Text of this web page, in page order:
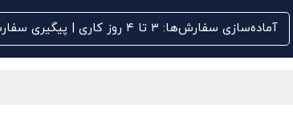
آماده‌سازی سفارش‌ها: ۳ تا ۴ روز کاری | پیگیری سفارش و راه‌های ارتباطی کلیک کنید